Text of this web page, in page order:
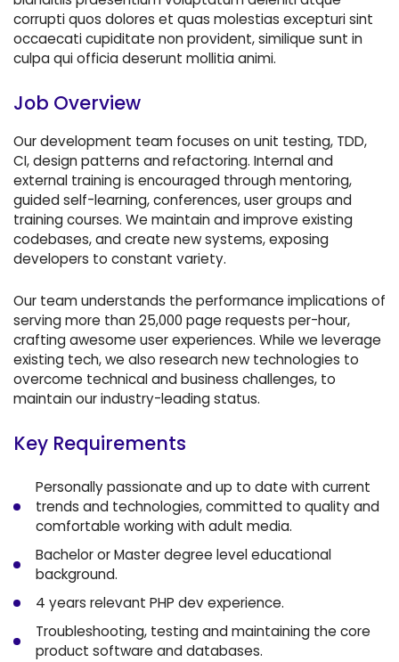
corrupti quos dolores et quas molestias excepturi sint
occaecati cupiditate non provident, similique sunt in
culpa qui officia deserunt mollitia animi.
Job Overview
Our development team focuses on unit testing, TDD,
CI, design patterns and refactoring. Internal and
external training is encouraged through mentoring,
guided self-learning, conferences, user groups and
training courses. We maintain and improve existing
codebases, and create new systems, exposing
developers to constant variety.
Our team understands the performance implications of
serving more than 25,000 page requests per-hour,
crafting awesome user experiences. While we leverage
existing tech, we also research new technologies to
overcome technical and business challenges, to
maintain our industry-leading status.
Key Requirements
Personally passionate and up to date with current
trends and technologies, committed to quality and
comfortable working with adult media.
Bachelor or Master degree level educational
background.
4 years relevant PHP dev experience.
Troubleshooting, testing and maintaining the core
product software and databases.